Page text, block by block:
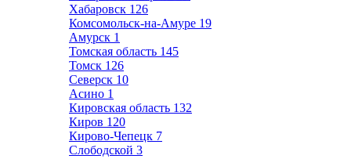
Хабаровск 126
Комсомольск-на-Амуре 19
Амурск 1
Томская область 145
Томск 126
Северск 10
Асино 1
Кировская область 132
Киров 120
Кирово-Чепецк 7
Слободской 3